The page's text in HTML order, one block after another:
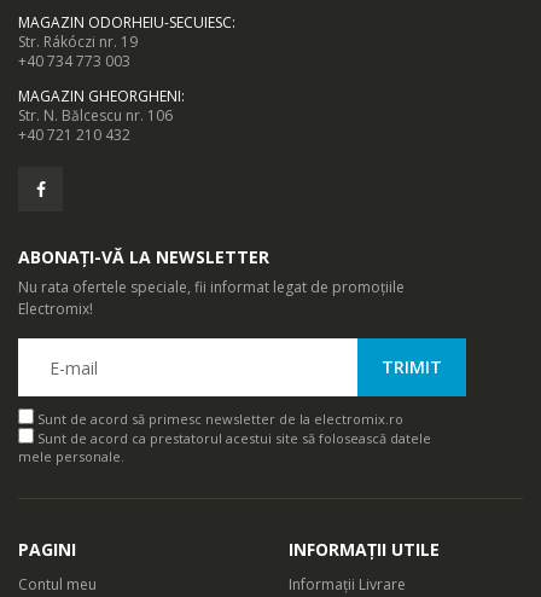
MAGAZIN ODORHEIU-SECUIESC:
Str. Rákóczi nr. 19
+40 734 773 003
MAGAZIN GHEORGHENI:
Str. N. Bălcescu nr. 106
+40 721 210 432
ABONAȚI-VĂ LA NEWSLETTER
Nu rata ofertele speciale, fii informat legat de promoțiile
Electromix!
Sunt de acord să primesc newsletter de la electromix.ro
Sunt de acord ca prestatorul acestui site să folosească datele
mele personale.
PAGINI
Contul meu
INFORMAȚII UTILE
Informații Livrare